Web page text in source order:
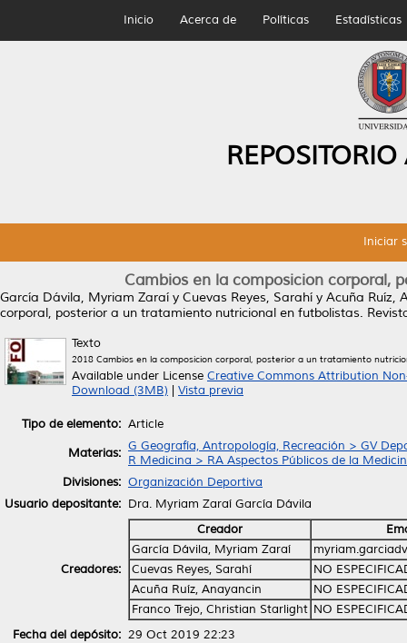
Inicio Acerca de Políticas Estadísticas
Iniciar
Cambios en la composicion corporal,
García Dávila, Myriam Zaraí y Cuevas Reyes, Sarahí y Acuña Ruíz,
corporal, posterior a un tratamiento nutricional en futbolistas.
Texto
2018 Cambios en la composicion corporal, posterior a un tratamiento
Available under License Creative Commons Attribution
Download (3MB)
Vista previa
Tipo de elemento: Article
Materias: G Geografía, Antropología, Recreación > GV
R Medicina > RA Aspectos Públicos de la
Divisiones: Organización Deportiva
Usuario depositante: Dra. Myriam Zaraí García Dávila
Creadores:
Creador
García Dávila, Myriam Zaraí
Cuevas Reyes, Sarahí
NO
Acuña Ruíz, Anayancin
NO
Franco Trejo, Christian Starlight NO
Fecha del depósito: 29 Oct 2019 22:23